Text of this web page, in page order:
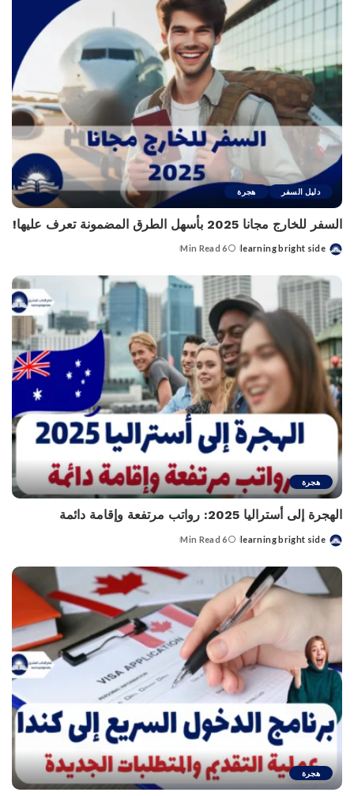
دليل السفر هجرة
السفر للخارج مجانا 2025 بأسهل الطرق المضمونة تعرف عليها!
Posted
learning bright side
6 Min Read
هجرة
الهجرة إلى أستراليا 2025: رواتب مرتفعة وإقامة دائمة
Posted
learning bright side
6 Min Read
هجرة